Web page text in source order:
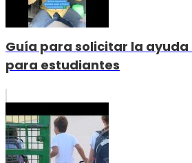
Guía para solicitar la ayuda
para estudiantes